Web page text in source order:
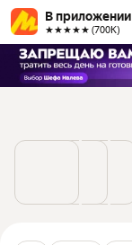
В
★★★★★ (700К)